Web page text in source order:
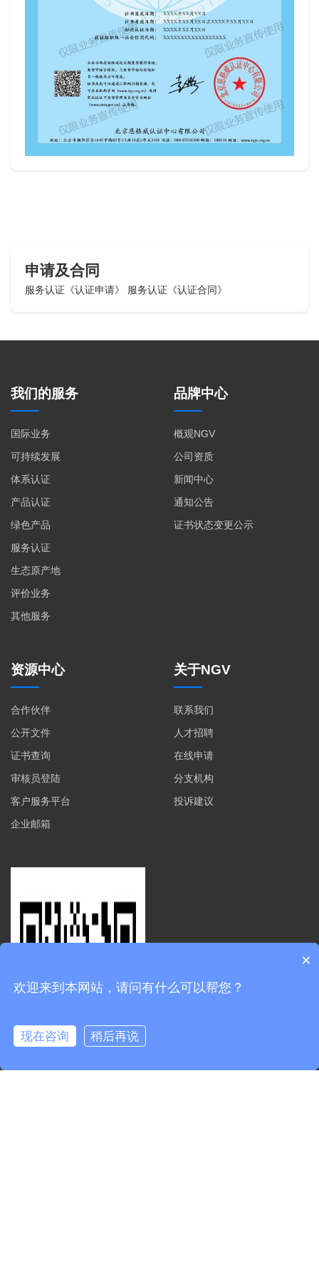
申请及合同
服务认证《认证申请》 服务认证《认证合同》
我们的服务
国际业务
可持续发展
体系认证
产品认证
绿色产品
服务认证
生态原产地
评价业务
其他服务
品牌中心
概观NGV
公司资质
新闻中心
通知公告
证书状态变更公示
资源中心
合作伙伴
公开文件
证书查询
审核员登陆
客户服务平台
企业邮箱
关于NGV
联系我们
人才招聘
在线申请
分支机构
投诉建议
×
欢迎来到本网站，请问有什么可以帮您？
现在咨询 稍后再说